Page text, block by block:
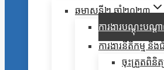
ឆមាសទី២ ឆ្នាំ២០២៣
ការងារបណ្តុះបណ្ត
ការងារនីតិកម្ម និង
ចុះត្រួតពិនិត្